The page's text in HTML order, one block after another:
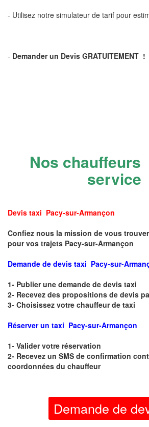
- Utilisez notre simulateur de tarif pour
- Demander un Devis GRATUITEMENT !
Nos chauffeurs
service
Devis taxi Pacy-sur-Armançon
Confiez nous la mission de vous
pour vos trajets Pacy-sur-Armançon
Demande de devis taxi Pacy-sur-
1- Publier une demande de devis taxi
2- Recevez des propositions de devis
3- Choisissez votre chauffeur de taxi
Réserver un taxi Pacy-sur-Armançon
1- Valider votre réservation
2- Recevez un SMS de confirmation
coordonnées du chauffeur
Demande de